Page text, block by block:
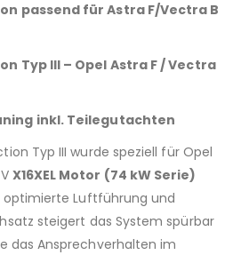
passend für Astra F/Vectra B
Typ III – Opel Astra F / Vectra
inkl. Teilegutachten
Typ III wurde speziell für Opel
X16XEL Motor (74 kW Serie)
Luftführung und
steigert das System spürbar
das Ansprechverhalten im